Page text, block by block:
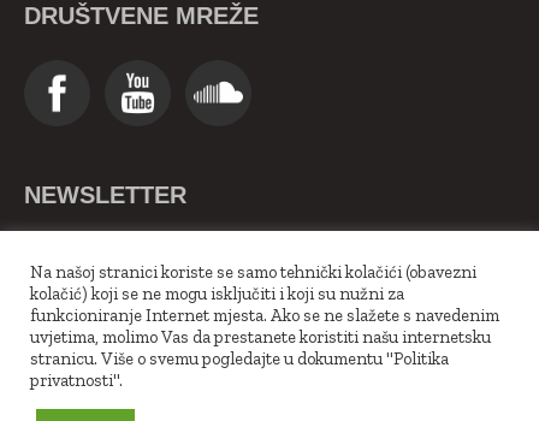
DRUŠTVENE MREŽE
NEWSLETTER
Na našoj stranici koriste se samo tehnički kolačići (obavezni
kolačić) koji se ne mogu isključiti i koji su nužni za
funkcioniranje Internet mjesta. Ako se ne slažete s navedenim
uvjetima, molimo Vas da prestanete koristiti našu internetsku
stranicu. Više o svemu pogledajte u dokumentu "Politika
privatnosti".